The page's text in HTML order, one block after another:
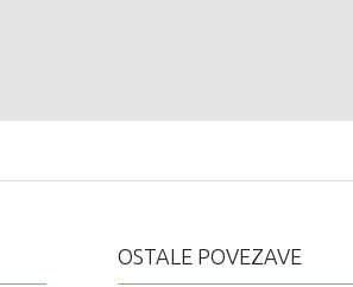
OSTALE POVEZAVE